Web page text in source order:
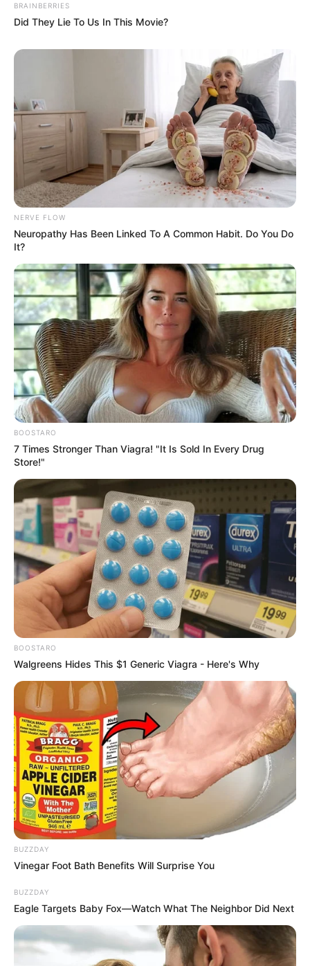
BRAINBERRIES
Did They Lie To Us In This Movie?
NERVE FLOW
Neuropathy Has Been Linked To A Common Habit. Do You Do
It?
BOOSTARO
7 Times Stronger Than Viagra! "It Is Sold In Every Drug
Store!"
BOOSTARO
Walgreens Hides This $1 Generic Viagra - Here's Why
BUZZDAY
Vinegar Foot Bath Benefits Will Surprise You
BUZZDAY
Eagle Targets Baby Fox—Watch What The Neighbor Did Next